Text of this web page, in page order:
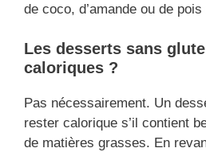
de coco, d’amande ou de
Les desserts sans
caloriques ?
Pas nécessairement. Un
rester calorique s’il contient
de matières grasses. En